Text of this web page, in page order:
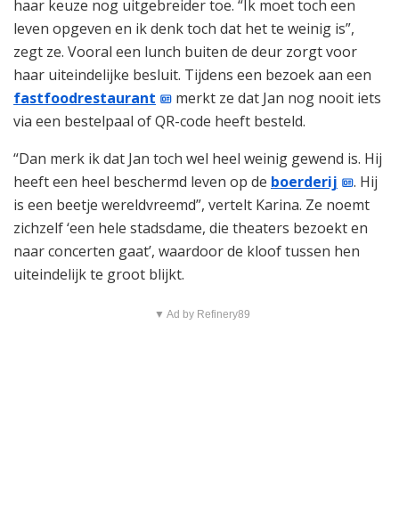
haar keuze nog uitgebreider toe. “Ik moet toch een
leven opgeven en ik denk toch dat het te weinig is”,
zegt ze. Vooral een lunch buiten de deur zorgt voor
haar uiteindelijke besluit. Tijdens een bezoek aan een
fastfoodrestaurant
merkt ze dat Jan nog nooit iets
via een bestelpaal of QR-code heeft besteld.
“Dan merk ik dat Jan toch wel heel weinig gewend is. Hij
heeft een heel beschermd leven op de boerderij
. Hij
is een beetje wereldvreemd”, vertelt Karina. Ze noemt
zichzelf ‘een hele stadsdame, die theaters bezoekt en
naar concerten gaat’, waardoor de kloof tussen hen
uiteindelijk te groot blijkt.
▼ Ad by Refinery89